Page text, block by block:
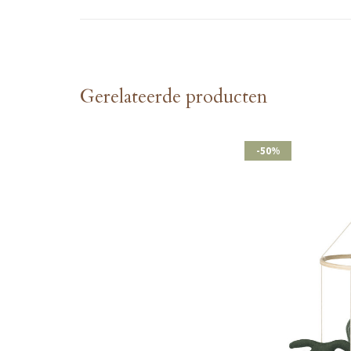
Gerelateerde producten
-50%